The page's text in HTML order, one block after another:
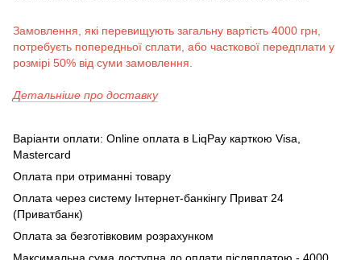
Замовлення, які перевищують загальну вартість 4000 грн,
потребуєть попередньої сплати, або часткової передплати у
розмірі 50% від суми замовлення.
Детальніше про доставку
Варіанти оплати: Online оплата в LiqPay карткою Visa,
Mastercard
Оплата при отриманні товару
Оплата через систему Інтернет-банкінгу Приват 24
(Приватбанк)
Оплата за безготівковим розрахунком
Максимальна сума доступна до оплати післяплатою - 4000